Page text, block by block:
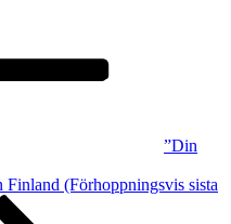
”Din
Finland (Förhoppningsvis sista